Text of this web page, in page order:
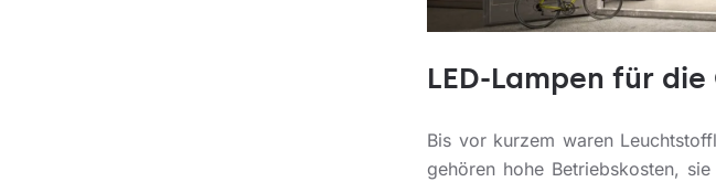
LED-Lampen für
Bis vor kurzem waren
gehören hohe Betriebskosten,